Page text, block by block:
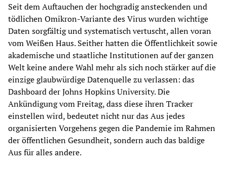
Seit dem Auftauchen der hochgradig ansteckenden und
tödlichen Omikron-Variante des Virus wurden wichtige
Daten sorgfältig und systematisch vertuscht, allen voran
vom Weißen Haus. Seither hatten die Öffentlichkeit sowie
akademische und staatliche Institutionen auf der ganzen
Welt keine andere Wahl mehr als sich noch stärker auf die
einzige glaubwürdige Datenquelle zu verlassen: das
Dashboard der Johns Hopkins University. Die
Ankündigung vom Freitag, dass diese ihren Tracker
einstellen wird, bedeutet nicht nur das Aus jedes
organisierten Vorgehens gegen die Pandemie im Rahmen
der öffentlichen Gesundheit, sondern auch das baldige
Aus für alles andere.